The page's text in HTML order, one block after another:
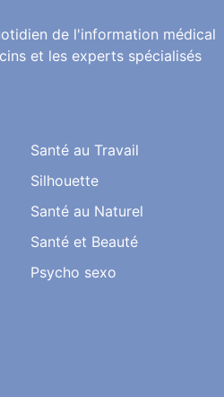
de l'information médical
et les experts spécialisés
Santé au Travail
Silhouette
Santé au Naturel
Santé et Beauté
Psycho sexo